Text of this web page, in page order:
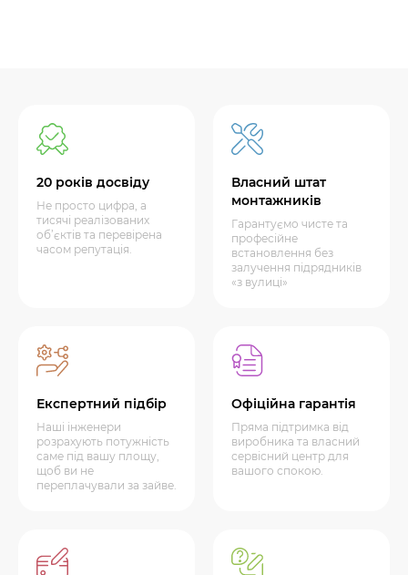
20 років досвіду
Не просто цифра, а
тисячі реалізованих
об’єктів та перевірена
часом репутація.
Власний штат
монтажників
Гарантуємо чисте та
професійне
встановлення без
залучення підрядників
«з вулиці»
Експертний підбір
Наші інженери
розрахують потужність
саме під вашу площу,
щоб ви не
переплачували за зайве.
Офіційна гарантія
Пряма підтримка від
виробника та власний
сервісний центр для
вашого спокою.